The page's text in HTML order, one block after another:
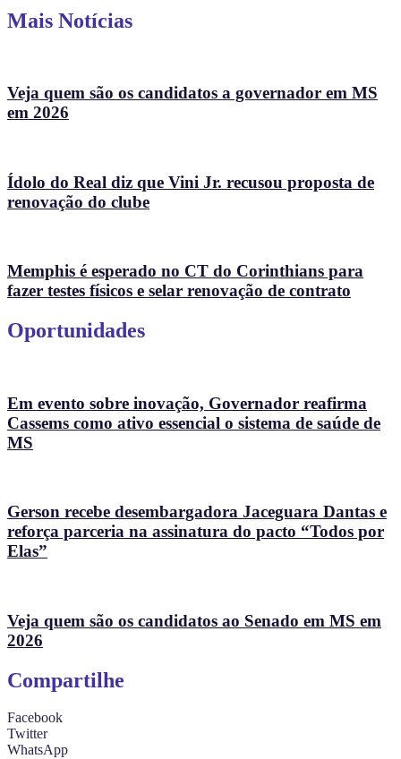
Mais Notícias
Veja quem são os candidatos a governador em MS
em 2026
Ídolo do Real diz que Vini Jr. recusou proposta de
renovação do clube
Memphis é esperado no CT do Corinthians para
fazer testes físicos e selar renovação de contrato
Oportunidades
Em evento sobre inovação, Governador reafirma
Cassems como ativo essencial o sistema de saúde de
MS
Gerson recebe desembargadora Jaceguara Dantas e
reforça parceria na assinatura do pacto “Todos por
Elas”
Veja quem são os candidatos ao Senado em MS em
2026
Compartilhe
Facebook
Twitter
WhatsApp